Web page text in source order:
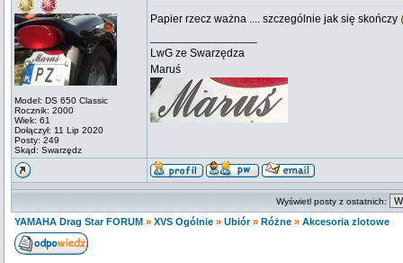
Model: DS 650 Classic
Rocznik: 2000
Wiek: 61
Dołączył: 11 Lip 2020
Posty: 249
Skąd: Swarzędz
Papier rzecz ważna .... szczególnie jak się skończy
LwG ze Swarzędza
Maruś
Wyświetl posty z ostatnich:
YAMAHA Drag Star FORUM » XVS Ogólnie » Ubiór» Różne » Akcesoria zlotowe